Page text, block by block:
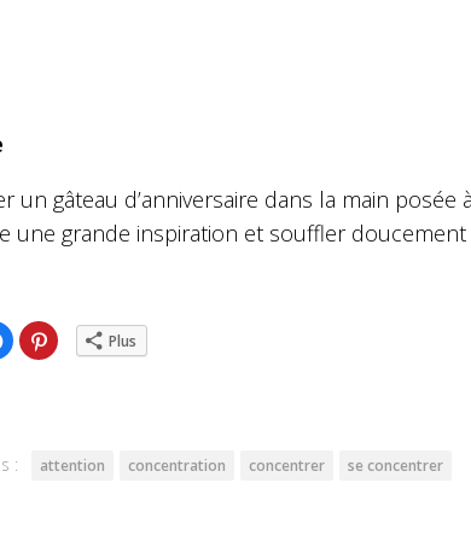
un gâteau d’anniversaire dans la main
une grande inspiration et souffler
Cliquez
pour
partager
Cliquez
pour Plus
: attention concentration concentrer se concentrer